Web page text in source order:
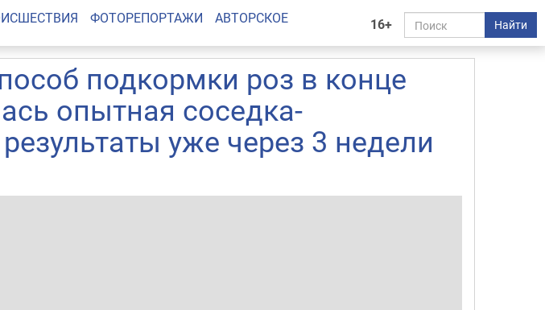
16+ Найти
ФОТОРЕПОРТАЖИ АВТОРСКОЕ
подкормки роз в конце
опытная соседка-
уже через 3 недели